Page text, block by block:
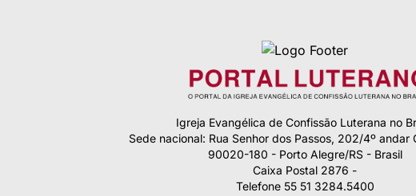
Igreja Evangélica de Confissão Luterana no
Sede nacional: Rua Senhor dos Passos, 202/4º andar
90020-180 - Porto Alegre/RS - Brasil
Caixa Postal 2876 -
Telefone 55 51 3284.5400